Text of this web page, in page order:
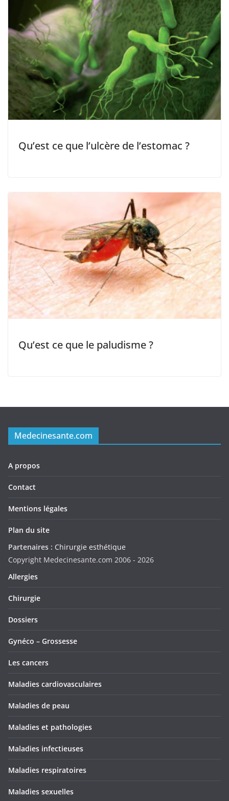
Qu’est ce que l’ulcère de l’estomac ?
Qu’est ce que le paludisme ?
Medecinesante.com
A propos
Contact
Mentions légales
Plan du site
Partenaires : Chirurgie esthétique
Copyright Medecinesante.com 2006 - 2026
Allergies
Chirurgie
Dossiers
Gynéco – Grossesse
Les cancers
Maladies cardiovasculaires
Maladies de peau
Maladies et pathologies
Maladies infectieuses
Maladies respiratoires
Maladies sexuelles